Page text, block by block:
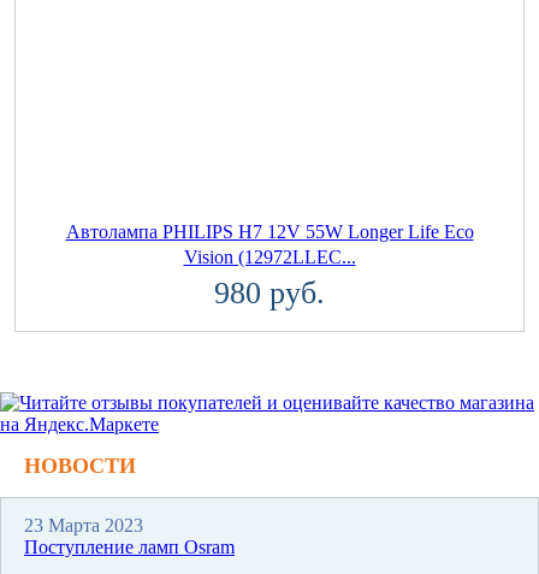
Автолампа PHILIPS H7 12V 55W Longer Life Eco
Vision (12972LLEC...
980 руб.
НОВОСТИ
23 Марта 2023
Поступление ламп Osram